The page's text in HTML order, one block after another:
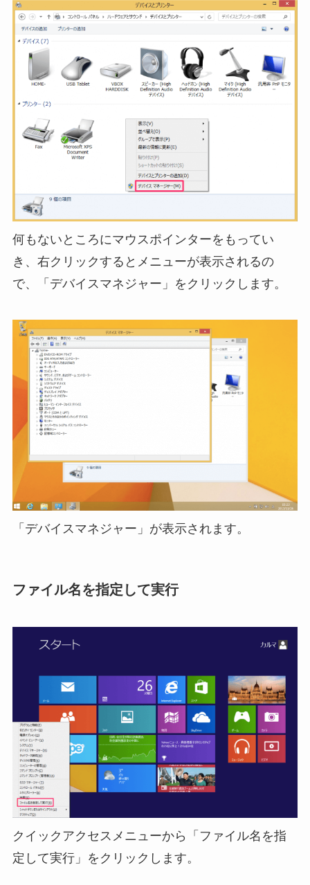
何もないところにマウスポインターをもってい
き、右クリックするとメニューが表示されるの
で、「デバイスマネジャー」をクリックします。
「デバイスマネジャー」が表示されます。
ファイル名を指定して実行
クイックアクセスメニューから「ファイル名を指
定して実行」をクリックします。